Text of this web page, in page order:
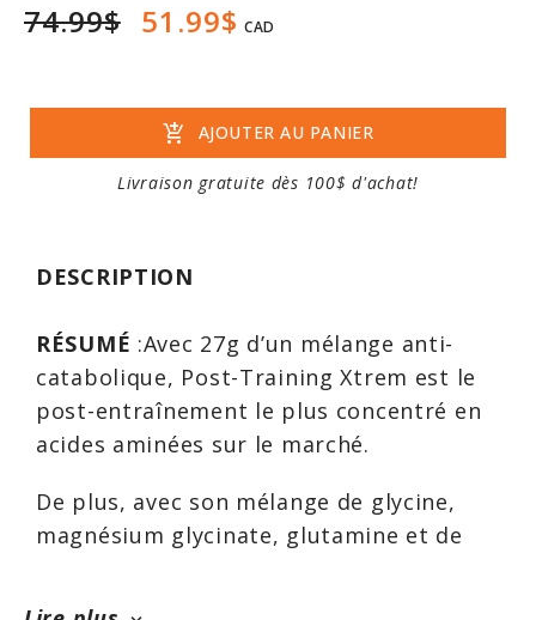
74.99$ 51.99$ CAD
add_shopping_cart AJOUTER AU PANIER
Livraison gratuite dès 100$ d'achat!
DESCRIPTION
RÉSUMÉ :Avec 27g d’un mélange anti-
catabolique, Post-Training Xtrem est le
post-entraînement le plus concentré en
acides aminées sur le marché.
De plus, avec son mélange de glycine,
magnésium glycinate, glutamine et de
stabiliser le cortisol après un